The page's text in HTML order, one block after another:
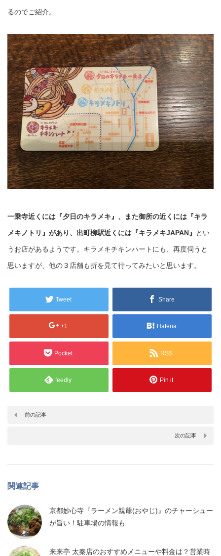
るのでご紹介。
一乗寺近くには『夕日のキラメキ』、また御所の近くには『キラ
メキノトリ』があり、出町柳駅近くには『キラメキJAPAN』 とい
うお店があるようです。キラメキチキンハートにも、再度伺うと
思いますが、他の３店舗も折を見て行ってみたいと思います。
Tweet Share
+1 Hatena
Pocket RSS
feedly Pin it
前の記事
次の記事
関連記事
京都妙心寺『ラーメン親爺(おやじ)』のチャーシュー
が旨い！駐車場の情報も
来来亭 太秦店のおすすめメニューや料金は？営業時